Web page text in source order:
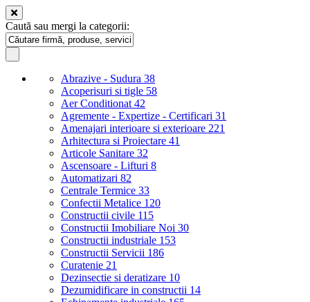
Caută sau mergi la categorii:
Abrazive - Sudura 38
Acoperisuri si tigle 58
Aer Conditionat 42
Agremente - Expertize - Certificari 31
Amenajari interioare si exterioare 221
Arhitectura si Proiectare 41
Articole Sanitare 32
Ascensoare - Lifturi 8
Automatizari 82
Centrale Termice 33
Confectii Metalice 120
Constructii civile 115
Constructii Imobiliare Noi 30
Constructii industriale 153
Constructii Servicii 186
Curatenie 21
Dezinsectie si deratizare 10
Dezumidificare in constructii 14